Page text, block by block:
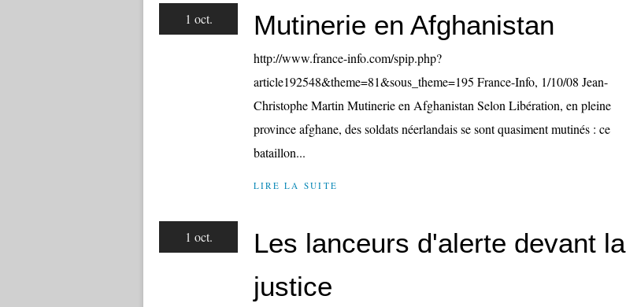
1 oct. Mutinerie en Afghanistan
http://www.france-info.com/spip.php?
article192548&theme=81&sous_theme=195 France-Info, 1/10/08 Jean-
Christophe Martin Mutinerie en Afghanistan Selon Libération, en pleine
province afghane, des soldats néerlandais se sont quasiment mutinés : ce
bataillon...
LIRE LA SUITE
1 oct.
Les lanceurs d'alerte devant la
justice